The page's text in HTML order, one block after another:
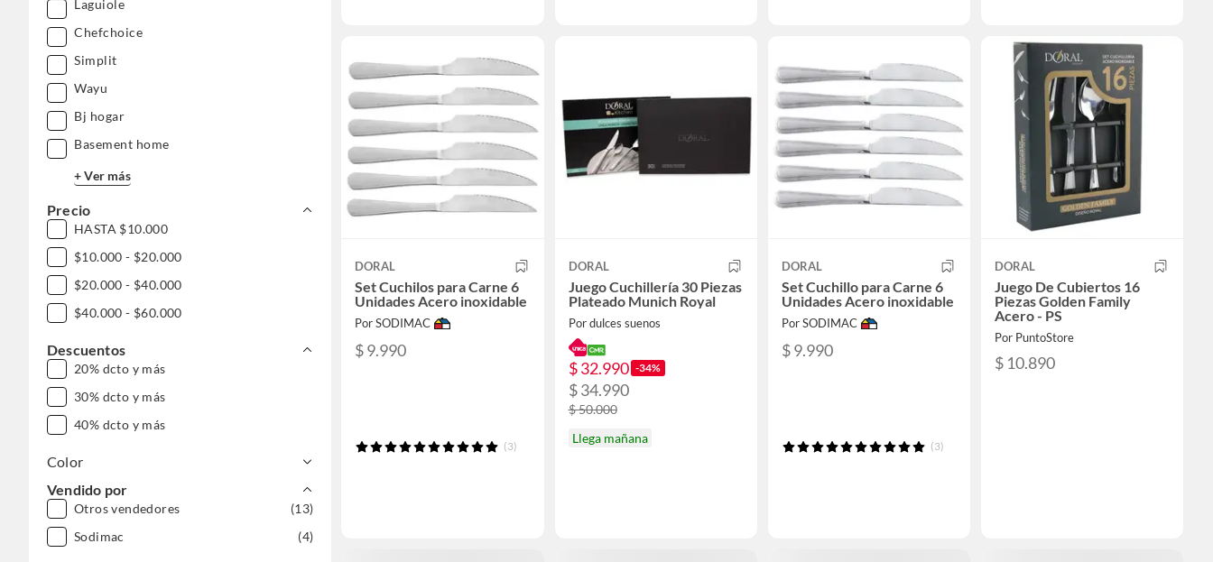
Laguiole
Chefchoice
Simplit
Wayu
Bj hogar
Basement home
+ Ver más
Precio
HASTA $10.000
$10.000 - $20.000
$20.000 - $40.000
$40.000 - $60.000
Descuentos
20% dcto y más
30% dcto y más
40% dcto y más
Color
Vendido por
Otros vendedores
(13)
Sodimac
(4)
DORAL
Set Cuchilos para Carne 6
Unidades Acero inoxidable
Por SODIMAC
$ 9.990
(3)
DORAL
Juego Cuchillería 30 Piezas
Plateado Munich Royal
Por dulces suenos
$ 32.990 -34%
$ 34.990
$ 50.000
Llega mañana
DORAL
Set Cuchillo para Carne 6
Unidades Acero inoxidable
Por SODIMAC
$ 9.990
(3)
DORAL
Juego De Cubiertos 16
Piezas Golden Family
Acero - PS
Por PuntoStore
$ 10.890